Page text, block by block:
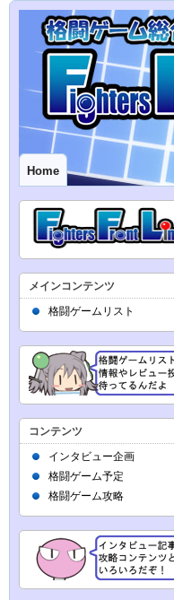
Home
メインコンテンツ
格闘ゲームリスト
コンテンツ
インタビュー企画
格闘ゲーム予定
格闘ゲーム攻略